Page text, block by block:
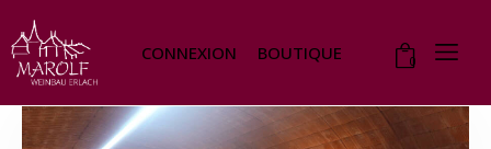
CONNEXION BOUTIQUE 0